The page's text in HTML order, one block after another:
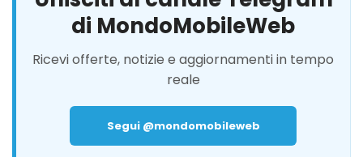
di MondoMobileWeb
Ricevi offerte, notizie e aggiornamenti in tempo
reale
Segui @mondomobileweb